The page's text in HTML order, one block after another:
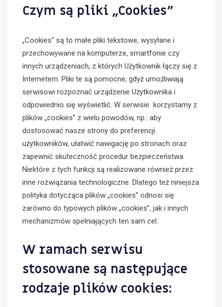
Czym są pliki „Cookies”
„Cookies” są to małe pliki tekstowe, wysyłane i
przechowywane na komputerze, smartfonie czy
innych urządzeniach, z których Użytkownik łączy się z
Internetem. Pliki te są pomocne, gdyż umożliwiają
serwisowi rozpoznać urządzenie Użytkownika i
odpowiednio się wyświetlić. W serwisie korzystamy z
plików „cookies” z wielu powodów, np.: aby
dostosować nasze strony do preferencji
użytkowników, ułatwić nawigację po stronach oraz
zapewnić skuteczność procedur bezpieczeństwa.
Niektóre z tych funkcji są realizowane również przez
inne rozwiązania technologiczne. Dlatego też niniejsza
polityka dotycząca plików „cookies” odnosi się
zarówno do typowych plików „cookies”, jak i innych
mechanizmów spełniających ten sam cel.
W ramach serwisu
stosowane są następujące
rodzaje plików cookies: